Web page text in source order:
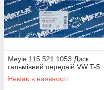
Meyle 115 521 1053 Диск
гальмівний передній VW T-5
Немає в наявності